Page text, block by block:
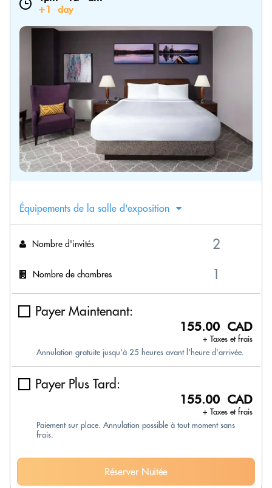
+1 day
Équipements de la salle d'exposition
Nombre d'invités
Nombre de chambres
Payer Maintenant:
155.00 CAD
+ Taxes et frais
Annulation gratuite jusqu'à 25 heures avant l'heure d'arrivée.
Payer Plus Tard:
155.00 CAD
+ Taxes et frais
Paiement sur place. Annulation possible à tout moment sans
frais.
Réserver Nuitée